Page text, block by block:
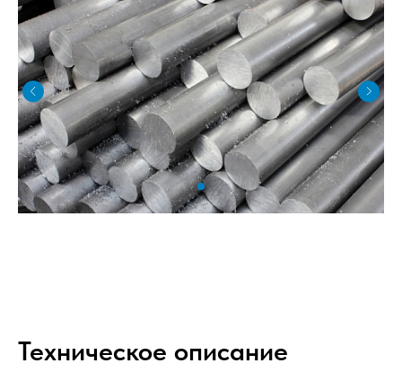
Техническое описание